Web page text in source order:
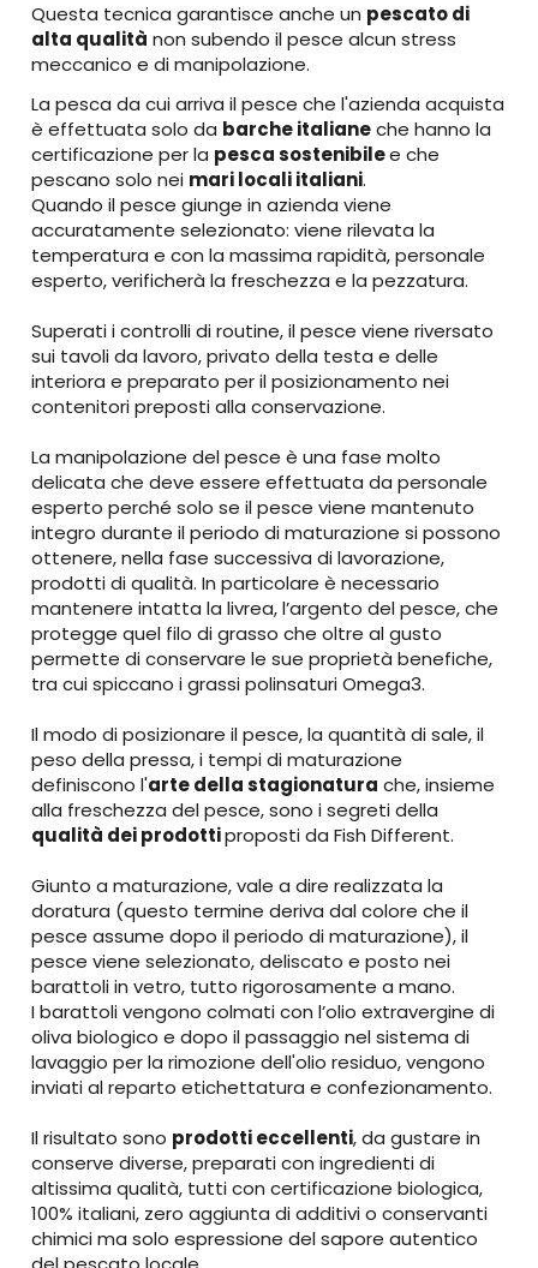
Questa tecnica garantisce anche un pescato di
alta qualità non subendo il pesce alcun stress
meccanico e di manipolazione.
La pesca da cui arriva il pesce che l'azienda acquista
è effettuata solo da barche italianeche hanno la
certificazione per la pesca sostenibilee che
pescano solo nei mari locali italiani.
Quando il pesce giunge in azienda viene
accuratamente selezionato: viene rilevata la
temperatura e con la massima rapidità, personale
esperto, verificherà la freschezza e la pezzatura.
Superati i controlli di routine, il pesce viene riversato
sui tavoli da lavoro, privato della testa e delle
interiora e preparato per il posizionamento nei
contenitori preposti alla conservazione.
La manipolazione del pesce è una fase molto
delicata che deve essere effettuata da personale
esperto perché solo se il pesce viene mantenuto
integro durante il periodo di maturazione si possono
ottenere, nella fase successiva di lavorazione,
prodotti di qualità. In particolare è necessario
mantenere intatta la livrea, l’argento del pesce, che
protegge quel filo di grasso che oltre al gusto
permette di conservare le sue proprietà benefiche,
tra cui spiccano i grassi polinsaturi Omega3.
Il modo di posizionare il pesce, la quantità di sale, il
peso della pressa, i tempi di maturazione
definiscono l'arte della stagionatura che, insieme
alla freschezza del pesce, sono i segreti della
qualità dei prodottiproposti da Fish Different.
Giunto a maturazione, vale a dire realizzata la
doratura (questo termine deriva dal colore che il
pesce assume dopo il periodo di maturazione), il
pesce viene selezionato, deliscato e posto nei
barattoli in vetro, tutto rigorosamente a mano.
I barattoli vengono colmati con l’olio extravergine di
oliva biologico e dopo il passaggio nel sistema di
lavaggio per la rimozione dell'olio residuo, vengono
inviati al reparto etichettatura e confezionamento.
Il risultato sono prodotti eccellenti, da gustare in
conserve diverse, preparati con ingredienti di
altissima qualità, tutti con certificazione biologica,
100% italiani, zero aggiunta di additivi o conservanti
chimici ma solo espressione del sapore autentico